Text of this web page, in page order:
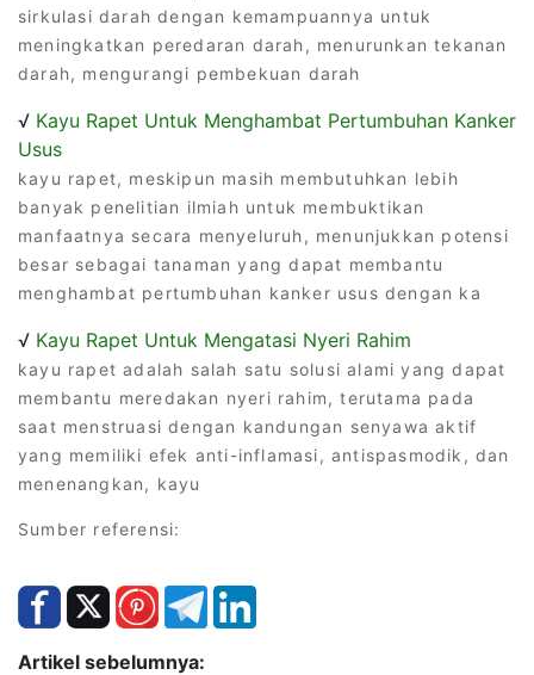
sirkulasi darah dengan kemampuannya untuk
meningkatkan peredaran darah, menurunkan tekanan
darah, mengurangi pembekuan darah
√ Kayu Rapet Untuk Menghambat Pertumbuhan Kanker
Usus
kayu rapet, meskipun masih membutuhkan lebih
banyak penelitian ilmiah untuk membuktikan
manfaatnya secara menyeluruh, menunjukkan potensi
besar sebagai tanaman yang dapat membantu
menghambat pertumbuhan kanker usus dengan ka
√ Kayu Rapet Untuk Mengatasi Nyeri Rahim
kayu rapet adalah salah satu solusi alami yang dapat
membantu meredakan nyeri rahim, terutama pada
saat menstruasi dengan kandungan senyawa aktif
yang memiliki efek anti-inflamasi, antispasmodik, dan
menenangkan, kayu
Sumber referensi:
Artikel sebelumnya: